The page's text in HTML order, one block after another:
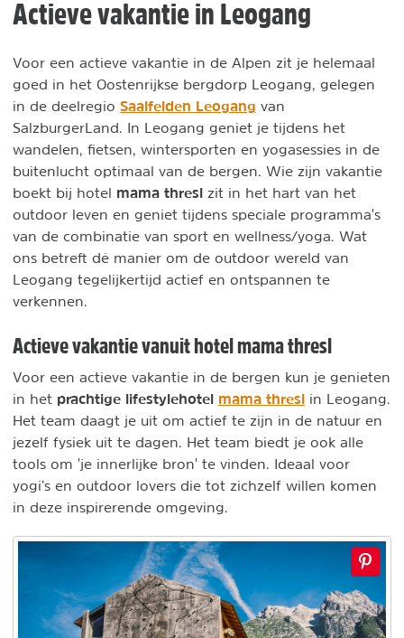
Actieve vakantie in Leogang
Voor een actieve vakantie in de Alpen zit je helemaal
goed in het Oostenrijkse bergdorp Leogang, gelegen
in de deelregio Saalfelden Leogang van
SalzburgerLand. In Leogang geniet je tijdens het
wandelen, fietsen, wintersporten en yogasessies in de
buitenlucht optimaal van de bergen. Wie zijn vakantie
boekt bij hotel mama thresl zit in het hart van het
outdoor leven en geniet tijdens speciale programma's
van de combinatie van sport en wellness/yoga. Wat
ons betreft dé manier om de outdoor wereld van
Leogang tegelijkertijd actief en ontspannen te
verkennen.
Actieve vakantie vanuit hotel mama thresl
Voor een actieve vakantie in de bergen kun je genieten
in het prachtige lifestylehotel mama thresl in Leogang.
Het team daagt je uit om actief te zijn in de natuur en
jezelf fysiek uit te dagen. Het team biedt je ook alle
tools om 'je innerlijke bron' te vinden. Ideaal voor
yogi’s en outdoor lovers die tot zichzelf willen komen
in deze inspirerende omgeving.